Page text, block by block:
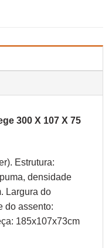
300 X 107 X 75
Estrutura:
densidade
Largura do
do assento:
185x107x73cm